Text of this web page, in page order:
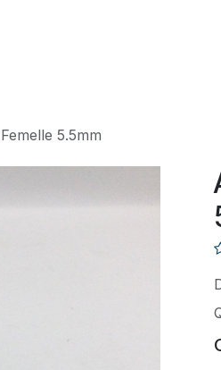
5.5mm